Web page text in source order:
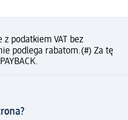
z podatkiem VAT bez
podlega rabatom.(#) Za tę